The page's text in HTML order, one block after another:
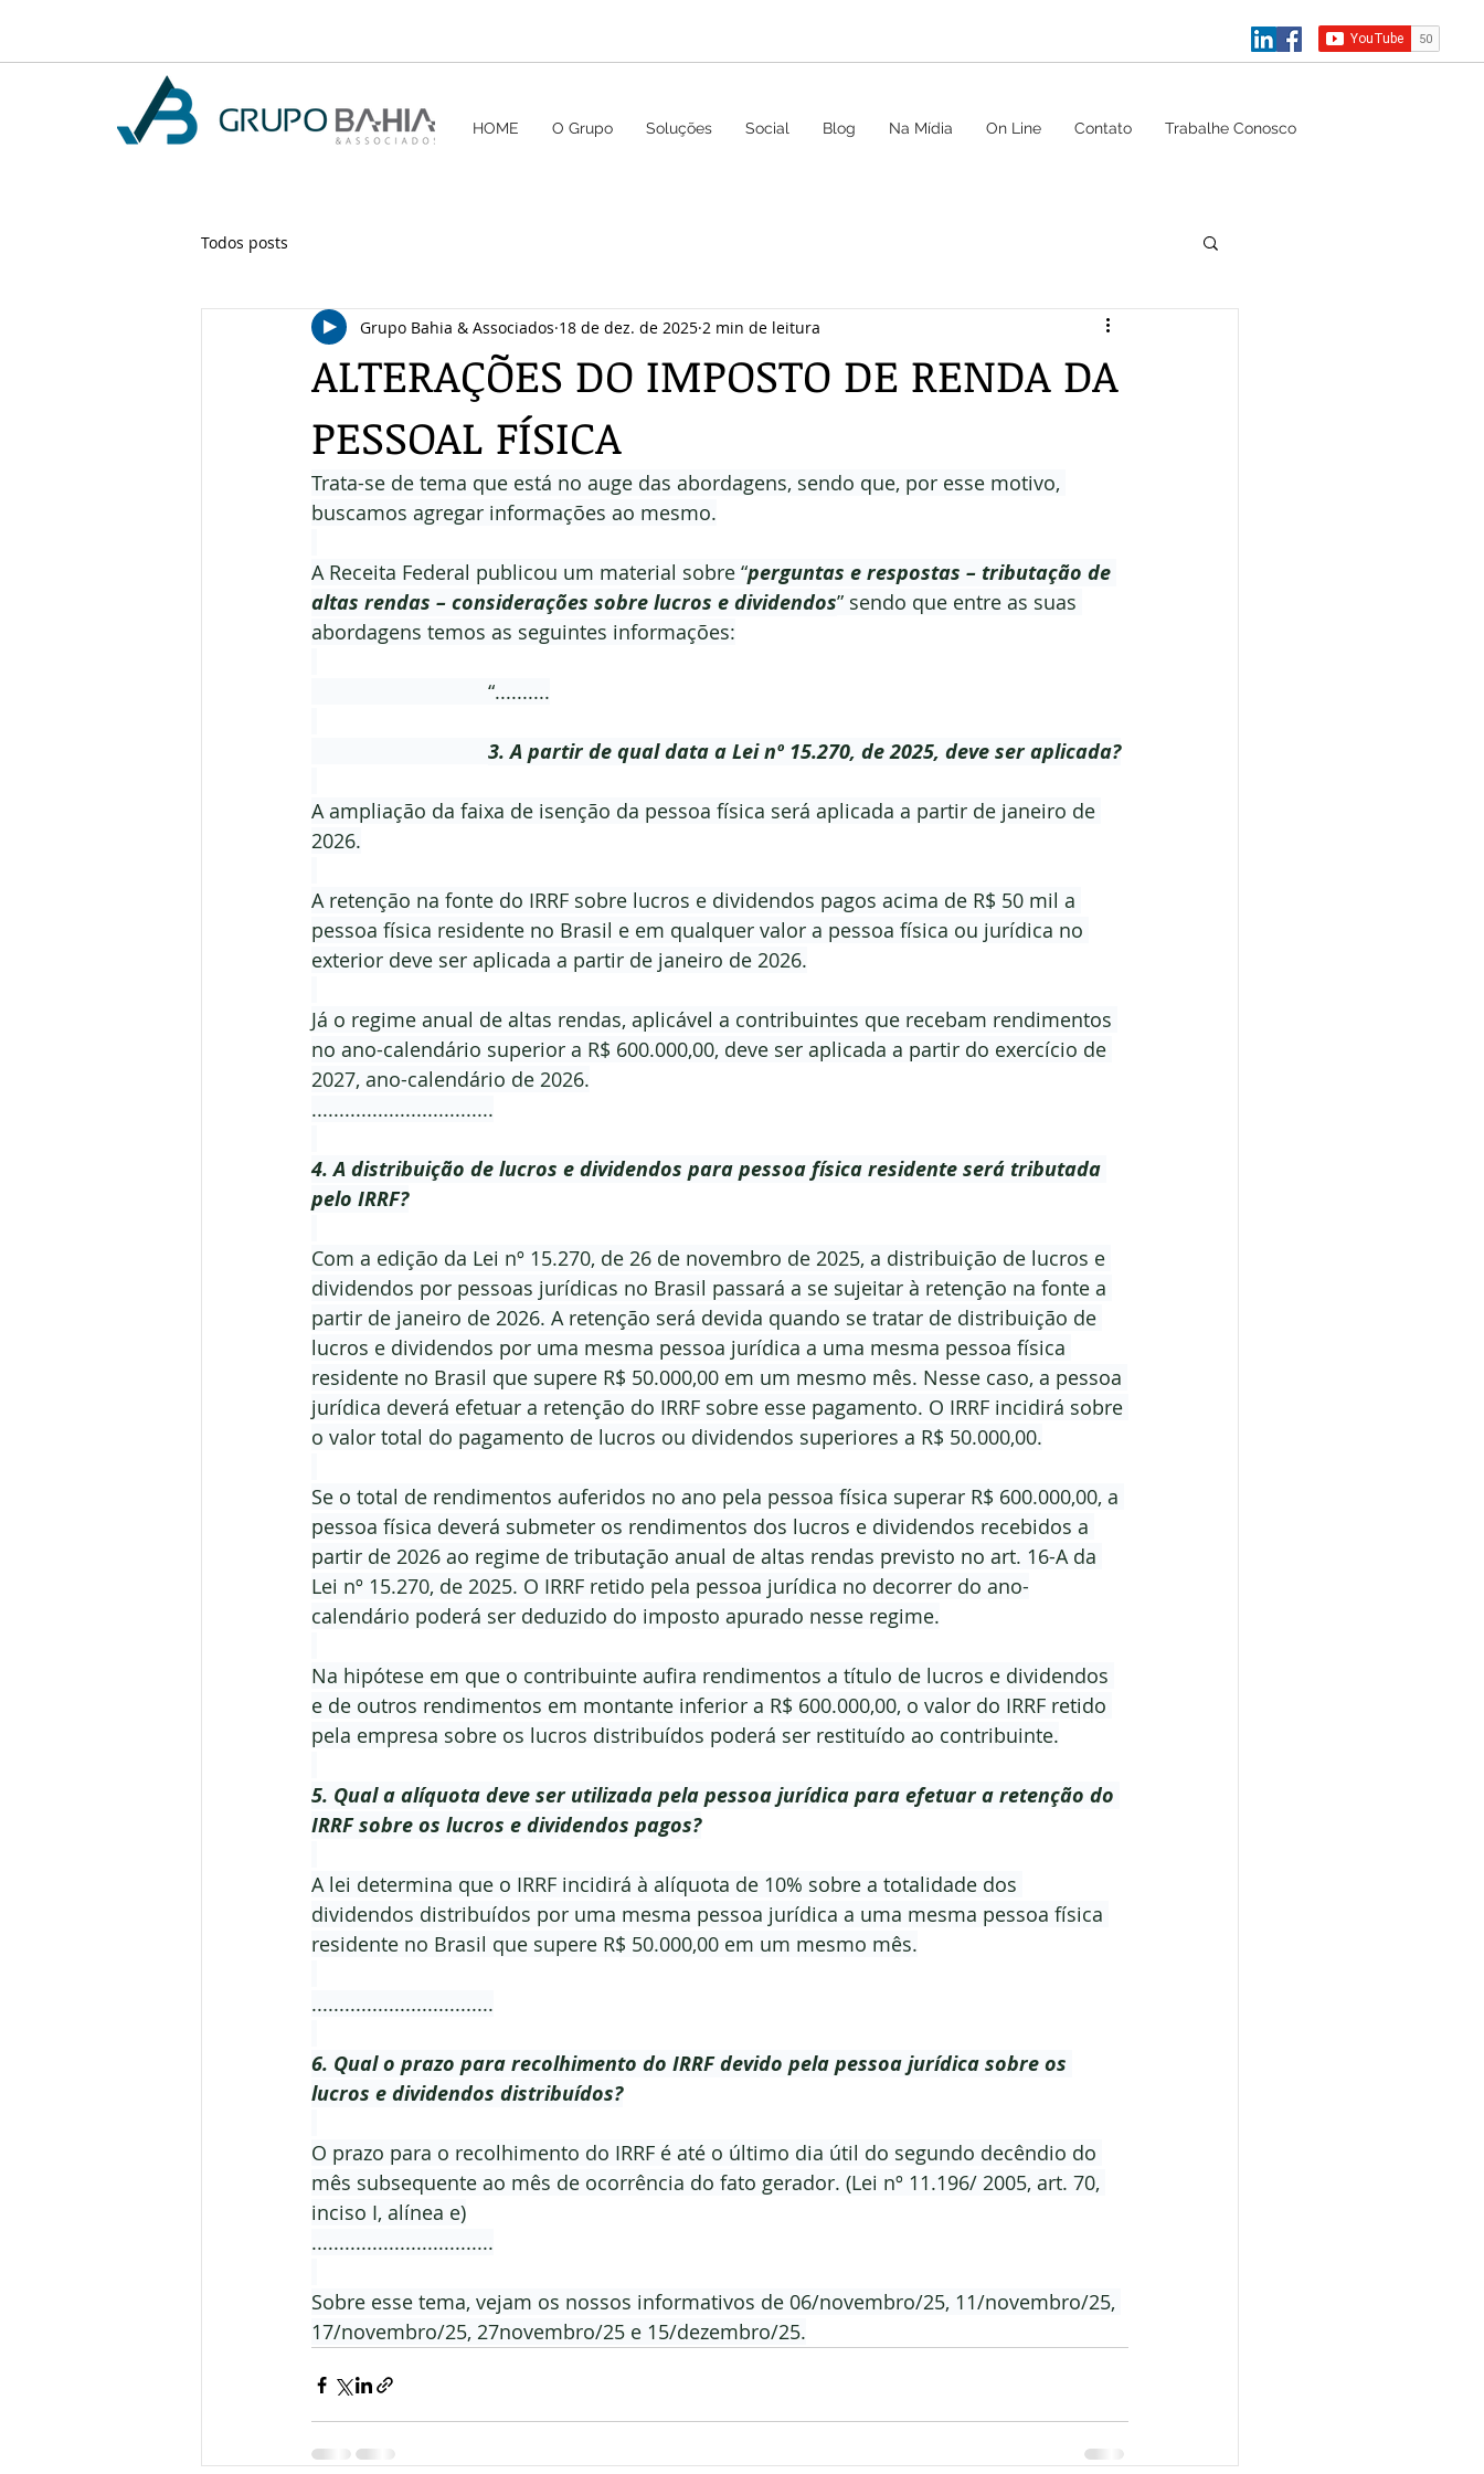
HOME O Grupo Soluções Social Blog Na Mídia On Line Contato Trabalhe Conosco
Todos posts
ALTERAÇÕES DO IMPOSTO DE RENDA DA
PESSOAL FÍSICA
Grupo Bahia & Associados 18 de dez. de 2025 2 min de leitura
Trata-se de tema que está no auge das abordagens, sendo que, por esse motivo,
buscamos agregar informações ao mesmo.
A Receita Federal publicou um material sobre “perguntas e respostas – tributação de
altas rendas – considerações sobre lucros e dividendos” sendo que entre as suas
abordagens temos as seguintes informações:
“..........
3. A partir de qual data a Lei nº 15.270, de 2025, deve ser aplicada?
A ampliação da faixa de isenção da pessoa física será aplicada a partir de janeiro de
2026.
A retenção na fonte do IRRF sobre lucros e dividendos pagos acima de R$ 50 mil a
pessoa física residente no Brasil e em qualquer valor a pessoa física ou jurídica no
exterior deve ser aplicada a partir de janeiro de 2026.
Já o regime anual de altas rendas, aplicável a contribuintes que recebam rendimentos
no ano-calendário superior a R$ 600.000,00, deve ser aplicada a partir do exercício de
2027, ano-calendário de 2026.
.................................
4. A distribuição de lucros e dividendos para pessoa física residente será tributada
pelo IRRF?
Com a edição da Lei nº 15.270, de 26 de novembro de 2025, a distribuição de lucros e
dividendos por pessoas jurídicas no Brasil passará a se sujeitar à retenção na fonte a
partir de janeiro de 2026. A retenção será devida quando se tratar de distribuição de
lucros e dividendos por uma mesma pessoa jurídica a uma mesma pessoa física
residente no Brasil que supere R$ 50.000,00 em um mesmo mês. Nesse caso, a pessoa
jurídica deverá efetuar a retenção do IRRF sobre esse pagamento. O IRRF incidirá sobre
o valor total do pagamento de lucros ou dividendos superiores a R$ 50.000,00.
Se o total de rendimentos auferidos no ano pela pessoa física superar R$ 600.000,00, a
pessoa física deverá submeter os rendimentos dos lucros e dividendos recebidos a
partir de 2026 ao regime de tributação anual de altas rendas previsto no art. 16-A da
Lei nº 15.270, de 2025. O IRRF retido pela pessoa jurídica no decorrer do ano-
calendário poderá ser deduzido do imposto apurado nesse regime.
Na hipótese em que o contribuinte aufira rendimentos a título de lucros e dividendos
e de outros rendimentos em montante inferior a R$ 600.000,00, o valor do IRRF retido
pela empresa sobre os lucros distribuídos poderá ser restituído ao contribuinte.
5. Qual a alíquota deve ser utilizada pela pessoa jurídica para efetuar a retenção do
IRRF sobre os lucros e dividendos pagos?
A lei determina que o IRRF incidirá à alíquota de 10% sobre a totalidade dos
dividendos distribuídos por uma mesma pessoa jurídica a uma mesma pessoa física
residente no Brasil que supere R$ 50.000,00 em um mesmo mês.
.................................
6. Qual o prazo para recolhimento do IRRF devido pela pessoa jurídica sobre os
lucros e dividendos distribuídos?
O prazo para o recolhimento do IRRF é até o último dia útil do segundo decêndio do
mês subsequente ao mês de ocorrência do fato gerador. (Lei nº 11.196/ 2005, art. 70,
inciso I, alínea e)
.................................
Sobre esse tema, vejam os nossos informativos de 06/novembro/25, 11/novembro/25,
17/novembro/25, 27novembro/25 e 15/dezembro/25.